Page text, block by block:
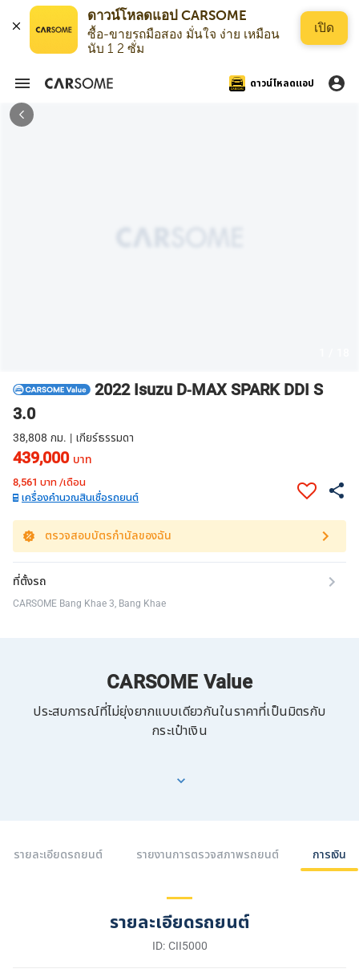
ดาวน์โหลดแอป CARSOME
ซื้อ-ขายรถมือสอง มั่นใจ ง่าย เหมือน
นับ 1 2 ซั่ม
เปิด
ดาวน์โหลดแอป
2022 Isuzu D-MAX SPARK DDI S
3.0
38,808 กม. | เกียร์ธรรมดา
439,000 บาท
8,561 บาท /เดือน
เครื่องคำนวณสินเชื่อรถยนต์
ตรวจสอบบัตรกำนัลของฉัน
ที่ตั้งรถ
CARSOME Bang Khae 3, Bang Khae
CARSOME Value
ประสบการณ์ที่ไม่ยุ่งยากแบบเดียวกันในราคาที่เป็นมิตรกับ
กระเป๋าเงิน
รายละเอียดรถยนต์ รายงานการตรวจสภาพรถยนต์ การเงิน
รายละเอียดรถยนต์
ID: CII5000